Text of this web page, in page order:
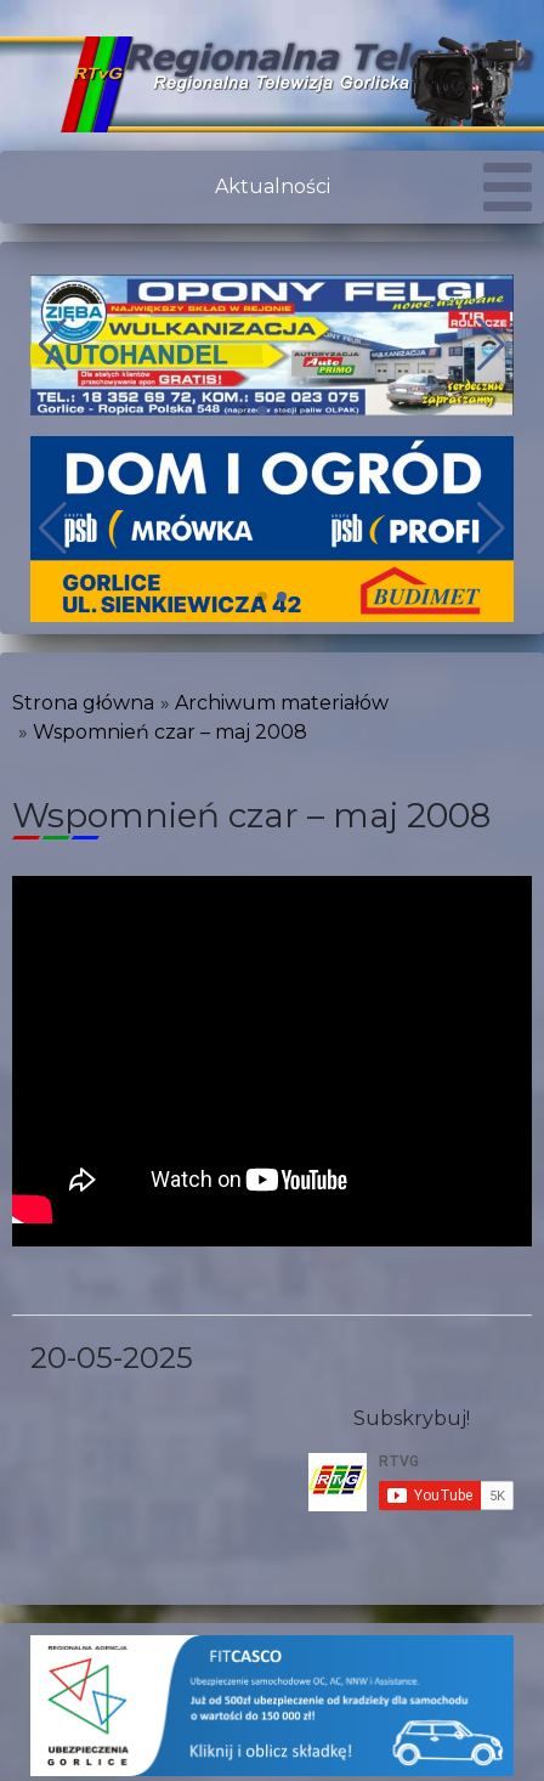
Aktualności
Strona główna
Archiwum materiałów
Wspomnień czar – maj 2008
Wspomnień czar – maj 2008
20-05-2025
Subskrybuj!